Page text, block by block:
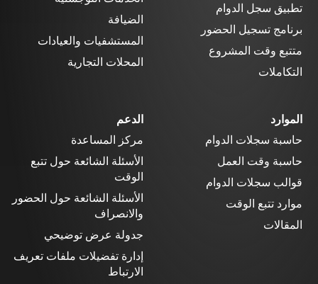
تطبيق سجل الدوام
برنامج تسجيل الحضور
متتبع وقت المشروع
التكاملات
الضيافة
المستشفيات والعيادات
المحلات التجارية
الموارد
حاسبة سجلات الدوام
حاسبة وقت العمل
قوالب سجلات الدوام
موارد تتبع الوقت
المقالات
الدعم
مركز المساعدة
الأسئلة الشائعة حول تتبع
الوقت
الأسئلة الشائعة حول الحضور
والانصراف
جدولة عرض توضيحي
إدارة تفضيلات ملفات تعريف
الارتباط